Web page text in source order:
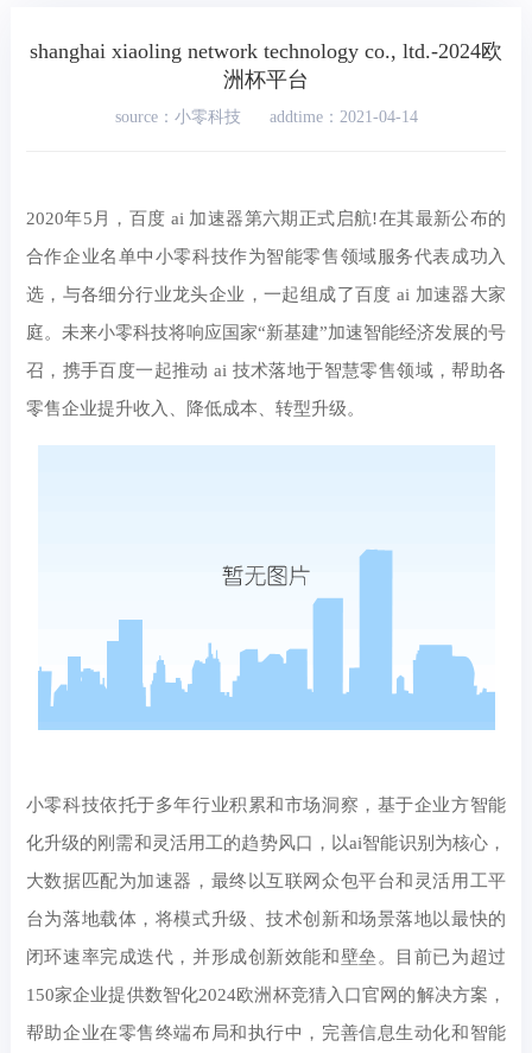
shanghai xiaoling network technology co., ltd.-2024欧
洲杯平台
source：小零科技 addtime：2021-04-14
2020年5月，百度 ai 加速器第六期正式启航!在其最新公布的
合作企业名单中小零科技作为智能零售领域服务代表成功入
选，与各细分行业龙头企业，一起组成了百度 ai 加速器大家
庭。未来小零科技将响应国家“新基建”加速智能经济发展的号
召，携手百度一起推动 ai 技术落地于智慧零售领域，帮助各
零售企业提升收入、降低成本、转型升级。
小零科技依托于多年行业积累和市场洞察，基于企业方智能
化升级的刚需和灵活用工的趋势风口，以ai智能识别为核心，
大数据匹配为加速器，最终以互联网众包平台和灵活用工平
台为落地载体，将模式升级、技术创新和场景落地以最快的
闭环速率完成迭代，并形成创新效能和壁垒。目前已为超过
150家企业提供数智化2024欧洲杯竞猜入口官网的解决方案，
帮助企业在零售终端布局和执行中，完善信息生动化和智能